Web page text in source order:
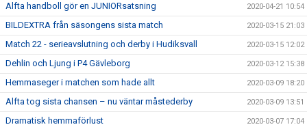
Alfta handboll gör en JUNIORsatsning 2020-04-21 10:54
BILDEXTRA från säsongens sista match 2020-03-15 21:03
Match 22 - serieavslutning och derby i Hudiksvall 2020-03-15 12:02
Dehlin och Ljung i P4 Gävleborg 2020-03-12 15:38
Hemmaseger i matchen som hade allt 2020-03-09 18:20
Alfta tog sista chansen – nu väntar måstederby 2020-03-09 13:51
Dramatisk hemmaförlust 2020-03-07 17:04